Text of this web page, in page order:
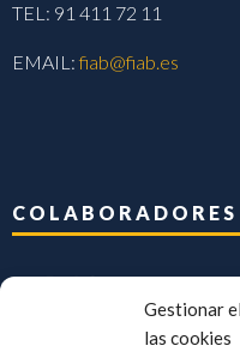
Gestionar
las cookies
TEL: 91 411 72 11
EMAIL:fiab@fiab.es
COLABORADORES